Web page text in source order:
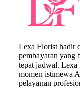
Lexa Florist hadir
pembayaran yang
tepat jadwal. Lexa
momen istimewa
pelayanan